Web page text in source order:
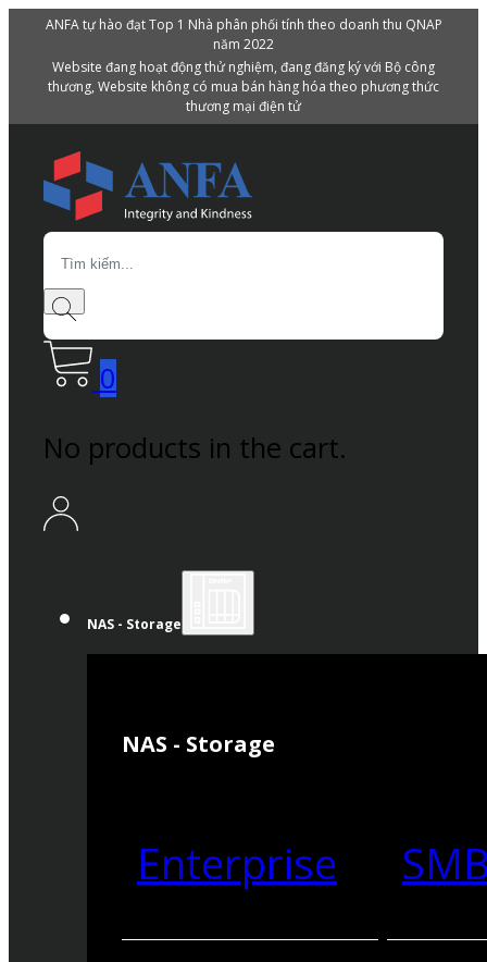
ANFA tự hào đạt Top 1 Nhà phân phối tính theo doanh thu QNAP
năm 2022
Website đang hoạt động thử nghiệm, đang đăng ký với Bộ công
thương, Website không có mua bán hàng hóa theo phương thức
thương mại điện tử
Search
0
No products in the cart.
NAS - Storage
NAS - Storage
Enterprise